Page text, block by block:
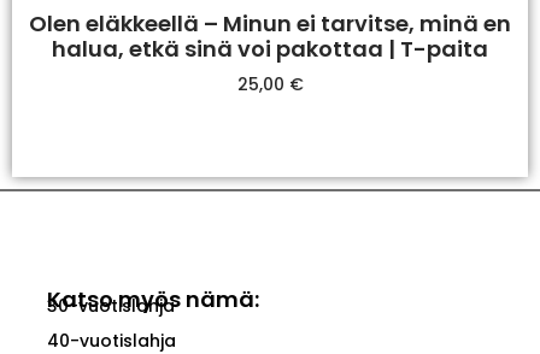
Olen eläkkeellä – Minun ei tarvitse, minä en
halua, etkä sinä voi pakottaa | T-paita
25,00 €
Katso myös nämä:
30-vuotislahja
40-vuotislahja